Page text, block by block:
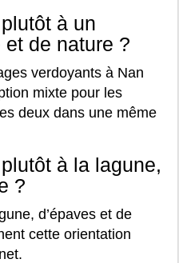
à un
de nature ?
verdoyants à Nan
mixte pour les
deux dans une même
à la lagune,
?
d’épaves et de
cette orientation